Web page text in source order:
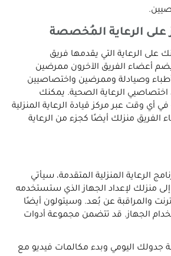
على الرعاية المُخصصة
على الرعاية التي يقدمها فريق
أعضاء الفريق الآخرون ممرضين
وصيادلة وممرضين واختصاصيين
اختصاصيي الرعاية الصحية. يمكنك
في أي وقت عبر مركز قيادة الرعاية المنزلية
الفريق منزلك أيضًا كجزء من الرعاية
الرعاية المنزلية المتقدمة، سيأتي
منزلك لإعداد الجهاز الذي ستستخدمه
والمراقبة عن بُعد. وسيتولون أيضًا
الجهاز. قد تتضمن مجموعة أدوات
جدولك اليومي وبدء مكالمات فيديو مع